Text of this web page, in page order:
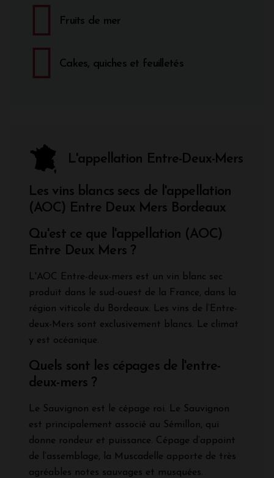
Fruits de mer
Cakes, quiches et feuilletés
L'appellation Entre-Deux-Mers
Les vins blancs secs de l'appellation
(AOC) Entre Deux Mers Bordeaux
Qu'est ce que l'appellation (AOC)
Entre Deux Mers ?
L'AOC Entre-deux-mers est un vin blanc sec
produit dans le sud-ouest de la France, dans la
région viticole du Bordeaux. Les vins de l’Entre-
deux-Mers sont exclusivement blancs. Le climat
y est océanique.
Quels sont les cépages de l'entre-
deux-mers ?
Le Sauvignon est le cépage roi. Le Sauvignon
est principalement associé au Sémillon, qui
donne rondeur et puissance. Cépage d’appoint
de l’assemblage, la Muscadelle apporte de très
agréables notes sauvages et musquées.